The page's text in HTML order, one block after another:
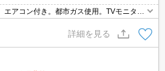
エアコン付き。都市ガス使用。TVモニター
。スーパーが近く(170m)買物便利。
詳細を見る